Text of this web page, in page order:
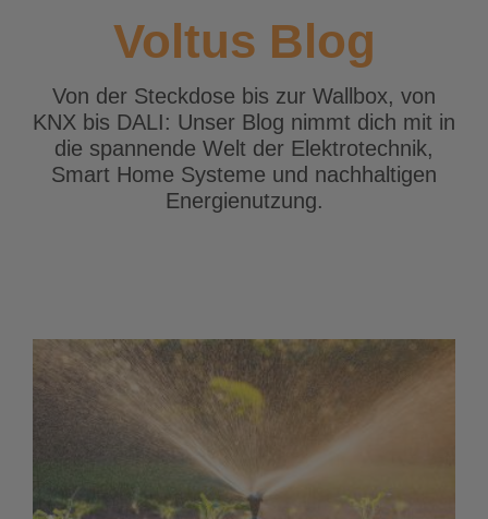
Voltus Blog
Von der Steckdose bis zur Wallbox, von
KNX bis DALI: Unser Blog nimmt dich mit in
die spannende Welt der Elektrotechnik,
Smart Home Systeme und nachhaltigen
Energienutzung.